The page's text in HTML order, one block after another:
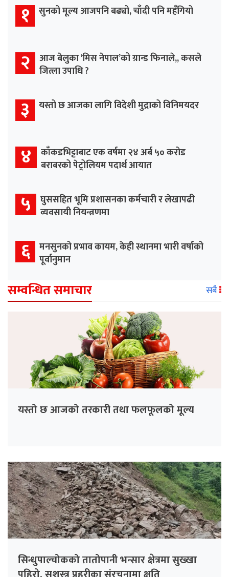
१ सुनको मूल्य आजपनि बढ्यो, चाँदी पनि महँगियो
२ आज बेलुका ‘मिस नेपाल’को ग्रान्ड फिनाले,, कसले
जित्ला उपाधि ?
३ यस्तो छ आजका लागि विदेशी मुद्राको विनिमयदर
४ काँकडभिट्टाबाट एक वर्षमा २४ अर्ब ५० करोड
बराबरको पेट्रोलियम पदार्थ आयात
५ घुससहित भूमि प्रशासनका कर्मचारी र लेखापढी
व्यवसायी नियन्त्रणमा
६ मनसुनको प्रभाव कायम, केही स्थानमा भारी वर्षाको
पूर्वानुमान
सम्वन्धित समाचार सबै
यस्तो छ आजको तरकारी तथा फलफूलको मूल्य
सिन्धुपाल्चोकको तातोपानी भन्सार क्षेत्रमा सुख्खा